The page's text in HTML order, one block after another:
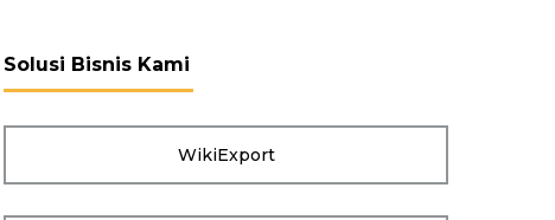
Solusi Bisnis Kami
WikiExport